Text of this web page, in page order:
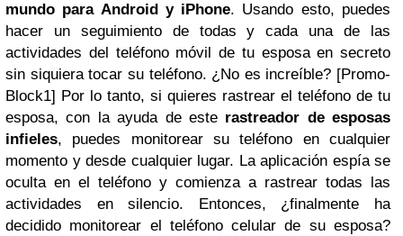
mundo para Android y iPhone. Usando esto, puedes
hacer un seguimiento de todas y cada una de las
actividades del teléfono móvil de tu esposa en secreto
sin siquiera tocar su teléfono. ¿No es increíble? [Promo-
Block1] Por lo tanto, si quieres rastrear el teléfono de tu
esposa, con la ayuda de este rastreador de esposas
infieles, puedes monitorear su teléfono en cualquier
momento y desde cualquier lugar. La aplicación espía se
oculta en el teléfono y comienza a rastrear todas las
actividades en silencio.
Entonces, ¿finalmente ha
decidido monitorear el teléfono celular de su esposa?